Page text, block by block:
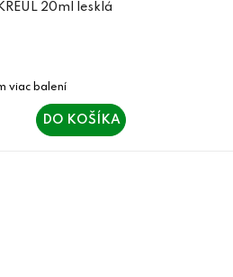
20ml lesklá
DO KOŠÍKA